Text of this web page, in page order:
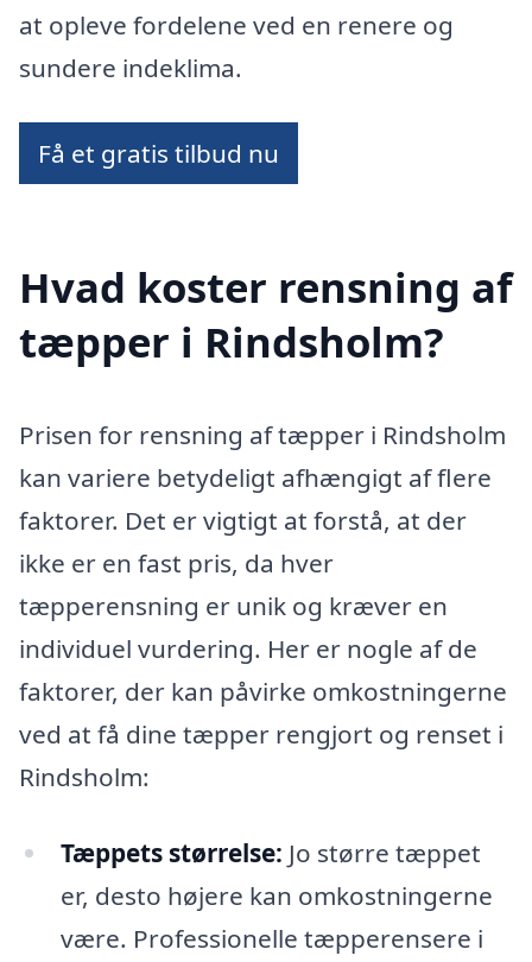
at opleve fordelene ved en renere og
sundere indeklima.
Få et gratis tilbud nu
Hvad koster rensning af
tæpper i Rindsholm?
Prisen for rensning af tæpper i Rindsholm
kan variere betydeligt afhængigt af flere
faktorer. Det er vigtigt at forstå, at der
ikke er en fast pris, da hver
tæpperensning er unik og kræver en
individuel vurdering. Her er nogle af de
faktorer, der kan påvirke omkostningerne
ved at få dine tæpper rengjort og renset i
Rindsholm:
Tæppets størrelse: Jo større tæppet
er, desto højere kan omkostningerne
være. Professionelle tæpperensere i